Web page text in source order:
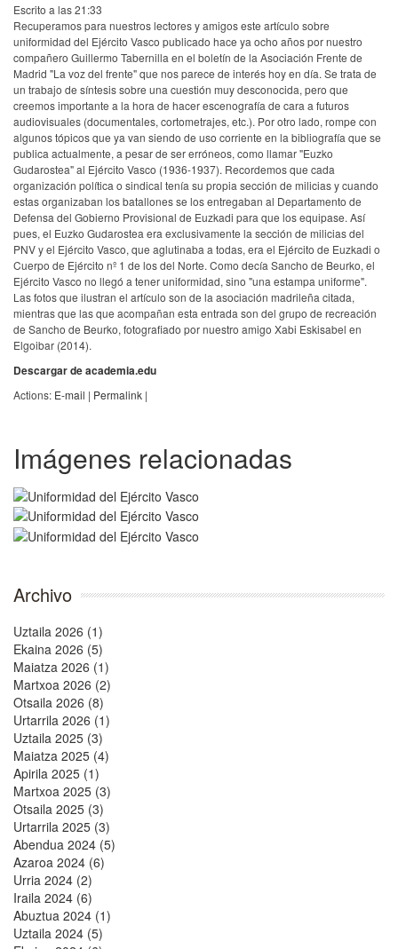
Escrito a las 21:33
Recuperamos para nuestros lectores y amigos este artículo sobre
uniformidad del Ejército Vasco publicado hace ya ocho años por nuestro
compañero Guillermo Tabernilla en el boletín de la Asociación Frente de
Madrid "La voz del frente" que nos parece de interés hoy en día. Se trata de
un trabajo de síntesis sobre una cuestión muy desconocida, pero que
creemos importante a la hora de hacer escenografía de cara a futuros
audiovisuales (documentales, cortometrajes, etc.). Por otro lado, rompe con
algunos tópicos que ya van siendo de uso corriente en la bibliografía que se
publica actualmente, a pesar de ser erróneos, como llamar "Euzko
Gudarostea" al Ejército Vasco (1936-1937). Recordemos que cada
organización política o sindical tenía su propia sección de milicias y cuando
estas organizaban los batallones se los entregaban al Departamento de
Defensa del Gobierno Provisional de Euzkadi para que los equipase. Así
pues, el Euzko Gudarostea era exclusivamente la sección de milicias del
PNV y el Ejército Vasco, que aglutinaba a todas, era el Ejército de Euzkadi o
Cuerpo de Ejército nº 1 de los del Norte. Como decía Sancho de Beurko, el
Ejército Vasco no llegó a tener uniformidad, sino "una estampa uniforme".
Las fotos que ilustran el artículo son de la asociación madrileña citada,
mientras que las que acompañan esta entrada son del grupo de recreación
de Sancho de Beurko, fotografiado por nuestro amigo Xabi Eskisabel en
Elgoibar (2014).
Descargar de academia.edu
Actions: E-mail | Permalink |
Imágenes relacionadas
Archivo
Uztaila 2026 (1)
Ekaina 2026 (5)
Maiatza 2026 (1)
Martxoa 2026 (2)
Otsaila 2026 (8)
Urtarrila 2026 (1)
Uztaila 2025 (3)
Maiatza 2025 (4)
Apirila 2025 (1)
Martxoa 2025 (3)
Otsaila 2025 (3)
Urtarrila 2025 (3)
Abendua 2024 (5)
Azaroa 2024 (6)
Urria 2024 (2)
Iraila 2024 (6)
Abuztua 2024 (1)
Uztaila 2024 (5)